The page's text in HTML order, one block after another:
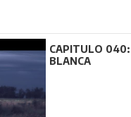
CAPITULO
BLANCA